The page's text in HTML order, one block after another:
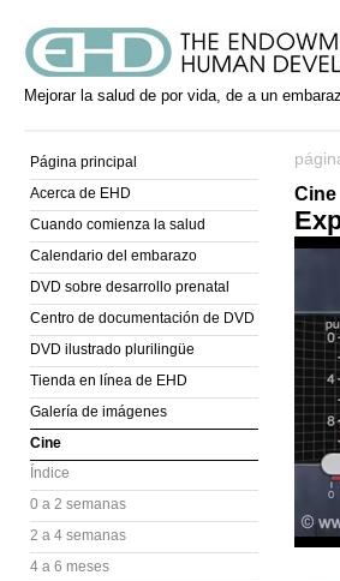
Mejorar la salud de por vida, de a un
Página principal
Acerca de EHD
Cuando comienza la salud
Calendario del embarazo
DVD sobre desarrollo prenatal
Centro de documentación de DVD
DVD ilustrado plurilingüe
Tienda en línea de EHD
Galería de imágenes
Cine
Índice
0 a 2 semanas
2 a 4 semanas
4 a 6 meses
Cine